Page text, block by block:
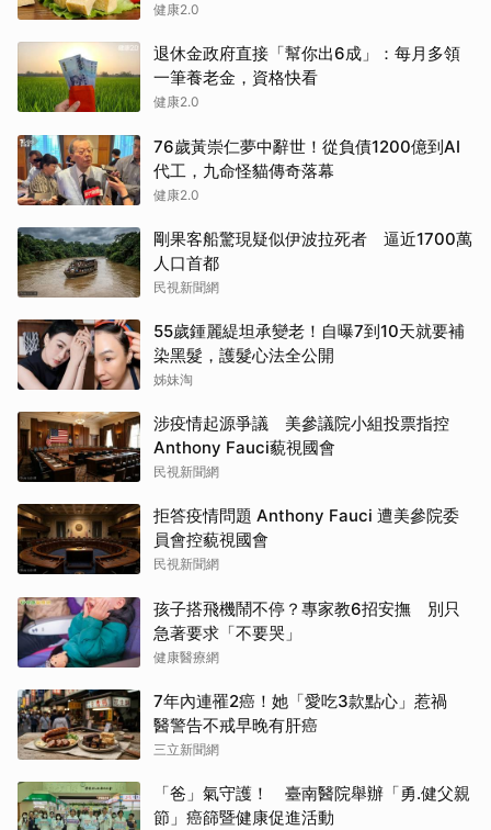
健康2.0
退休金政府直接「幫你出6成」：每月多領
一筆養老金，資格快看
健康2.0
76歲黃崇仁夢中辭世！從負債1200億到AI
代工，九命怪貓傳奇落幕
健康2.0
剛果客船驚現疑似伊波拉死者 逼近1700萬
人口首都
民視新聞網
55歲鍾麗緹坦承變老！自曝7到10天就要補
染黑髮，護髮心法全公開
姊妹淘
涉疫情起源爭議 美參議院小組投票指控
Anthony Fauci藐視國會
民視新聞網
拒答疫情問題 Anthony Fauci 遭美參院委
員會控藐視國會
民視新聞網
孩子搭飛機鬧不停？專家教6招安撫 別只
急著要求「不要哭」
健康醫療網
7年內連罹2癌！她「愛吃3款點心」惹禍
醫警告不戒早晚有肝癌
三立新聞網
「爸」氣守護！ 臺南醫院舉辦「勇.健父親
節」癌篩暨健康促進活動